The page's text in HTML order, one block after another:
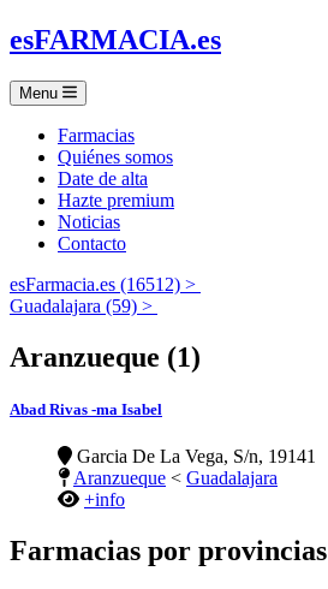
esFARMACIA.es
Menu
Farmacias
Quiénes somos
Date de alta
Hazte premium
Noticias
Contacto
esFarmacia.es (16512) >
Guadalajara (59) >
Aranzueque (1)
Abad Rivas -ma Isabel
Garcia De La Vega, S/n, 19141
Aranzueque < Guadalajara
+info
Farmacias por provincias